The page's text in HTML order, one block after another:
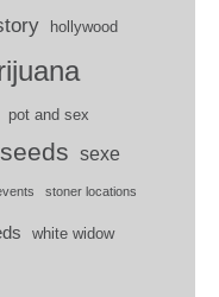
hollywood
pot and sex
seeds sexe
stoner locations
white widow